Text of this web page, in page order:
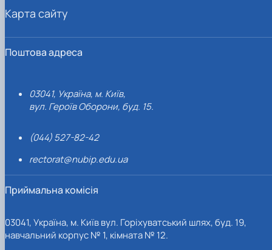
Поштова адреса
03041, Україна, м. Київ,
вул. Героїв Оборони, буд. 15.
(044) 527-82-42
rectorat@nubip.edu.ua
Приймальна комісія
03041, Україна, м. Київ вул. Горіхуватський шлях, буд. 19,
навчальний корпус № 1, кімната № 12.
Карта сайту